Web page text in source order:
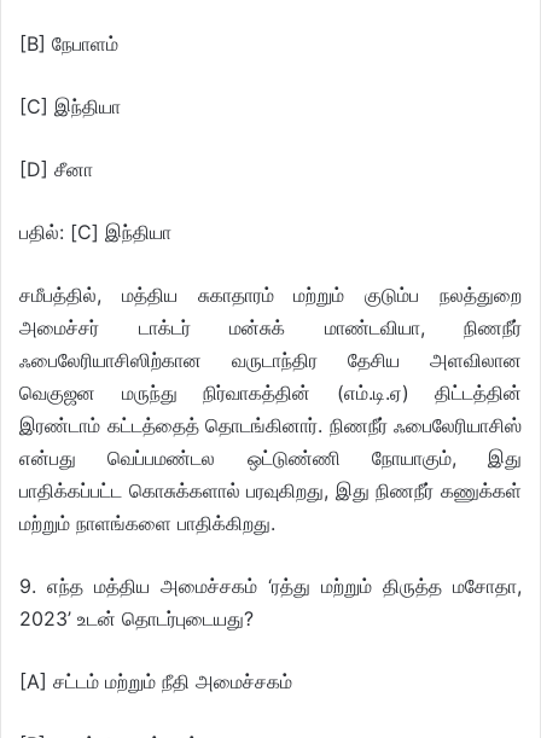
[B] நேபாளம்
[C] இந்தியா
[D] சீனா
பதில்: [C] இந்தியா
சமீபத்தில், மத்திய சுகாதாரம் மற்றும் குடும்ப நலத்துறை
அமைச்சர் டாக்டர் மன்சுக் மாண்டவியா, நிணநீர்
ஃபைலேரியாசிஸிற்கான வருடாந்திர தேசிய அளவிலான
வெகுஜன மருந்து நிர்வாகத்தின் (எம்.டி.ஏ) திட்டத்தின்
இரண்டாம் கட்டத்தைத் தொடங்கினார். நிணநீர் ஃபைலேரியாசிஸ்
என்பது வெப்பமண்டல ஒட்டுண்ணி நோயாகும், இது
பாதிக்கப்பட்ட கொசுக்களால் பரவுகிறது, இது நிணநீர் கணுக்கள்
மற்றும் நாளங்களை பாதிக்கிறது.
9. எந்த மத்திய அமைச்சகம் ‘ரத்து மற்றும் திருத்த மசோதா,
2023’ உடன் தொடர்புடையது?
[A] சட்டம் மற்றும் நீதி அமைச்சகம்